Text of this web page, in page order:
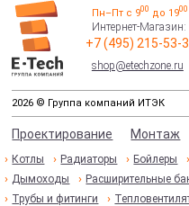
Пн–Пт с 900 до 1900
Интернет-Магазин:
+7 (495) 215-53-
shop@etechzone.ru
2026 © Группа компаний ИТЭК
Проектирование Монтаж
Котлы Радиаторы Бойлеры
Дымоходы
Расширительные
Трубы и фитинги